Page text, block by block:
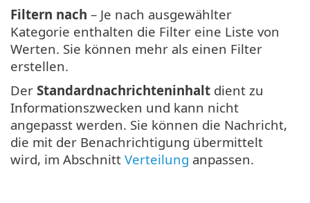
Filtern nach – Je nach ausgewählter
Kategorie enthalten die Filter eine Liste von
Werten. Sie können mehr als einen Filter
erstellen.
Der Standardnachrichteninhalt dient zu
Informationszwecken und kann nicht
angepasst werden. Sie können die Nachricht,
die mit der Benachrichtigung übermittelt
wird, im Abschnitt Verteilung anpassen.